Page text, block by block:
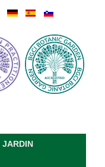
JARDIN